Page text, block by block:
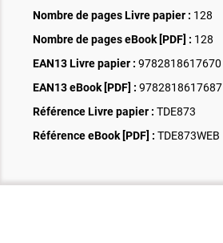
Nombre de pages Livre papier : 128
Nombre de pages eBook [PDF] : 128
EAN13 Livre papier : 9782818617670
EAN13 eBook [PDF] : 9782818617687
Référence Livre papier : TDE873
Référence eBook [PDF] : TDE873WEB